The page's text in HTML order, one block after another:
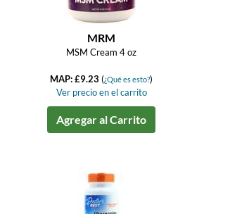
MRM
MSM Cream 4 oz
MAP: £9.23(¿Qué es esto?)
Ver precio en el carrito
Agregar al Carrito